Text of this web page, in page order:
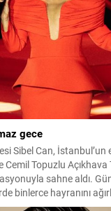
gece
Sibel Can, İstanbul’un
Cemil Topuzlu
sahne aldı.
binlerce hayranını
büyük